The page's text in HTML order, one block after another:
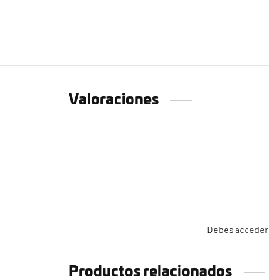
Valoraciones
Debesacceder
Productos relacionados